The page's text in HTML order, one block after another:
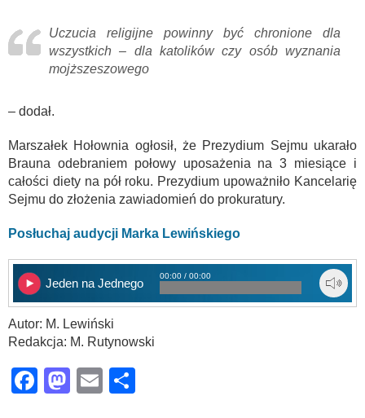
Uczucia religijne powinny być chronione dla
wszystkich – dla katolików czy osób wyznania
mojższeszowego
– dodał.
Marszałek Hołownia ogłosił, że Prezydium Sejmu ukarało
Brauna odebraniem połowy uposażenia na 3 miesiące i
całości diety na pół roku. Prezydium upoważniło Kancelarię
Sejmu do złożenia zawiadomień do prokuratury.
Posłuchaj audycji Marka Lewińskiego
Jeden na Jednego
00:00 / 00:00
Autor: M. Lewiński
Redakcja: M. Rutynowski
Facebook
Mastodon
Email